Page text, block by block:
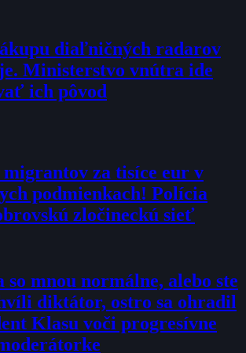
diaľničných radarov
Ministerstvo vnútra ide
ich pôvod
migrantov za tisíce eur v
podmienkach! Polícia
zločineckú sieť
so mnou normálne, alebo ste
diktátor, ostro sa ohradil
Klasu voči progresívne